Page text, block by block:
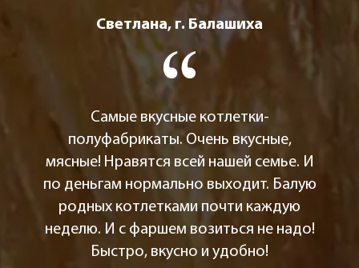
Светлана, г. Балашиха
Самые вкусные котлетки-
полуфабрикаты. Очень вкусные,
мясные! Нравятся всей нашей семье. И
по деньгам нормально выходит. Балую
родных котлетками почти каждую
неделю. И с фаршем возиться не надо!
Быстро, вкусно и удобно!